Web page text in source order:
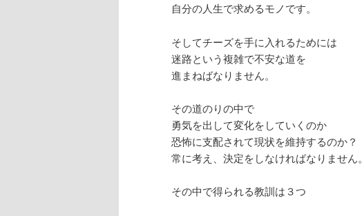
自分の人生で求めるモノです。
そしてチーズを手に入れるためには
迷路という複雑で不安な道を
進まねばなりません。
その道のりの中で
勇気を出して変化をしていくのか
恐怖に支配されて現状を維持するのか？
常に考え、決定をしなければなりません。
その中で得られる教訓は３つ